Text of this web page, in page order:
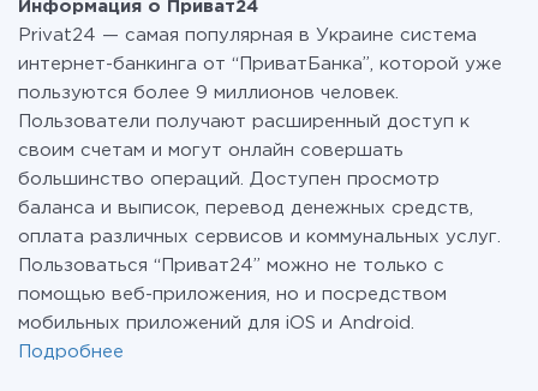
перейти на платный, при необходимости. Подробнее
отарифах.
Информация о Приват24
Privat24 — самая популярная в Украине система
интернет-банкинга от “ПриватБанка”, которой уже
пользуются более 9 миллионов человек.
Пользователи получают расширенный доступ к
своим счетам и могут онлайн совершать
большинство операций. Доступен просмотр
баланса и выписок, перевод денежных средств,
оплата различных сервисов и коммунальных услуг.
Пользоваться “Приват24” можно не только с
помощью веб-приложения, но и посредством
мобильных приложений для iOS и Android.
Подробнее